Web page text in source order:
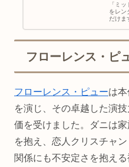
「ミ
をレン
だけま
フローレンス・ピ
フローレンス・ピューは
を演じ、その卓越した演
価を受けました。ダニは
を抱え、恋人クリスチャ
関係にも不安定さを抱え